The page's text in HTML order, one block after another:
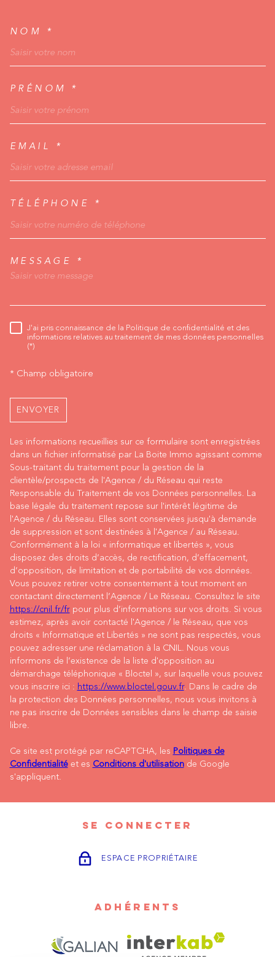
NOM *
PRÉNOM *
EMAIL *
TÉLÉPHONE *
MESSAGE *
RÈGLEMENTATION
J'ai pris connaissance de la Politique de confidentialité et des
informations relatives au traitement de mes données personnelles
(*)
* Champ obligatoire
ENVOYER
Les informations recueillies sur ce formulaire sont enregistrées
dans un fichier informatisé par La Boite Immo agissant comme
Sous-traitant du traitement pour la gestion de la
clientèle/prospects de l'Agence / du Réseau qui reste
Responsable du Traitement de vos Données personnelles. La
base légale du traitement repose sur l'intérêt légitime de
l'Agence / du Réseau. Elles sont conservées jusqu'à demande
de suppression et sont destinées à l'Agence / au Réseau.
Conformément à la loi « informatique et libertés », vous
disposez des droits d’accès, de rectification, d’effacement,
d’opposition, de limitation et de portabilité de vos données.
Vous pouvez retirer votre consentement à tout moment en
contactant directement l’Agence / Le Réseau. Consultez le site
https://cnil.fr/frpour plus d’informations sur vos droits. Si vous
estimez, après avoir contacté l'Agence / le Réseau, que vos
droits « Informatique et Libertés » ne sont pas respectés, vous
pouvez adresser une réclamation à la CNIL. Nous vous
informons de l’existence de la liste d'opposition au
démarchage téléphonique « Bloctel », sur laquelle vous pouvez
vous inscrire ici : https://www.bloctel.gouv.fr. Dans le cadre de
la protection des Données personnelles, nous vous invitons à
ne pas inscrire de Données sensibles dans le champ de saisie
libre.
Ce site est protégé par reCAPTCHA, les Politiques de
Confidentialitéet es Conditions d'utilisationde Google
s'appliquent.
SE CONNECTER
ESPACE PROPRIÉTAIRE
ADHÉRENTS